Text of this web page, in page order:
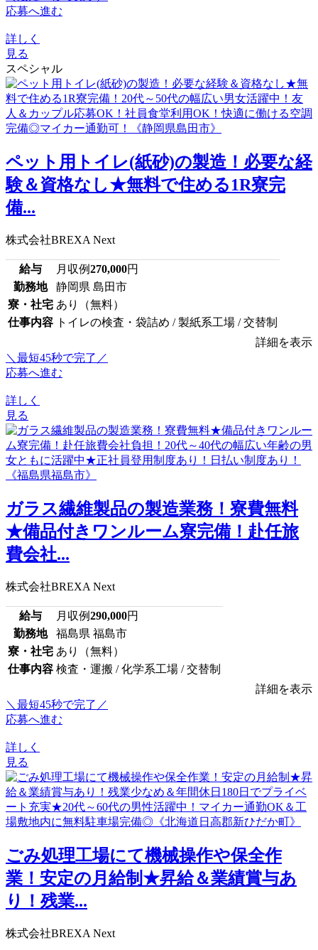
応募へ進む
詳しく
見る
スペシャル
ペット用トイレ(紙砂)の製造！必要な経
験＆資格なし★無料で住める1R寮完
備...
株式会社BREXA Next
給与 月収例270,000円
勤務地
静岡県 島田市
寮・社宅 あり（無料）
仕事内容 トイレの検査・袋詰め / 製紙系工場 / 交替制
詳細を表示
＼最短45秒で完了／
応募へ進む
詳しく
見る
ガラス繊維製品の製造業務！寮費無料
★備品付きワンルーム寮完備！赴任旅
費会社...
株式会社BREXA Next
給与 月収例290,000円
勤務地
福島県 福島市
寮・社宅 あり（無料）
仕事内容 検査・運搬 / 化学系工場 / 交替制
詳細を表示
＼最短45秒で完了／
応募へ進む
詳しく
見る
ごみ処理工場にて機械操作や保全作
業！安定の月給制★昇給＆業績賞与あ
り！残業...
株式会社BREXA Next